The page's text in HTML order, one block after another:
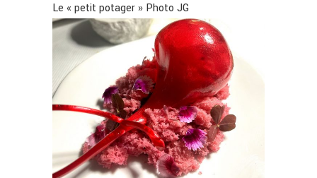
Le « petit potager » Photo JG